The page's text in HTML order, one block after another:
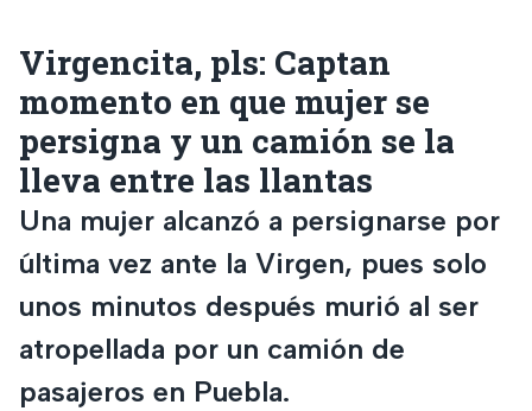
Virgencita, pls: Captan
momento en que mujer se
persigna y un camión se la
lleva entre las llantas
Una mujer alcanzó a persignarse por
última vez ante la Virgen, pues solo
unos minutos después murió al ser
atropellada por un camión de
pasajeros en Puebla.